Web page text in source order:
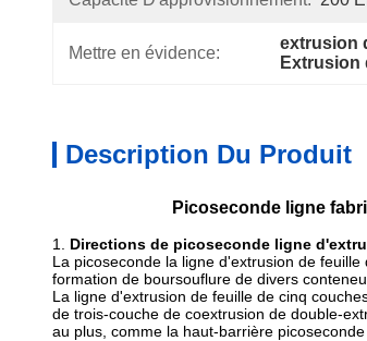
Mettre en évidence:
extrusion
Extrusion
Description Du Produit
Picoseconde ligne
1. Directions de picoseconde ligne
La picoseconde la ligne d'extrusion de feuille
formation de boursouflure de divers
La ligne d'extrusion de feuille de cinq
de trois-couche de coextrusion de double-
au plus, comme la haut-barrière